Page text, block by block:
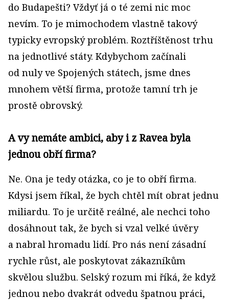
do Budapešti? Vždyť já o té zemi nic moc
nevím. To je mimochodem vlastně takový
typicky evropský problém. Roztříštěnost trhu
na jednotlivé státy. Kdybychom začínali
od nuly ve Spojených státech, jsme dnes
mnohem větší firma, protože tamní trh je
prostě obrovský.
A vy nemáte ambici, aby i z Ravea byla
jednou obří firma?
Ne. Ona je tedy otázka, co je to obří firma.
Kdysi jsem říkal, že bych chtěl mít obrat jednu
miliardu. To je určitě reálné, ale nechci toho
dosáhnout tak, že bych si vzal velké úvěry
a nabral hromadu lidí. Pro nás není zásadní
rychle růst, ale poskytovat zákazníkům
skvělou službu. Selský rozum mi říká, že když
jednou nebo dvakrát odvedu špatnou práci,